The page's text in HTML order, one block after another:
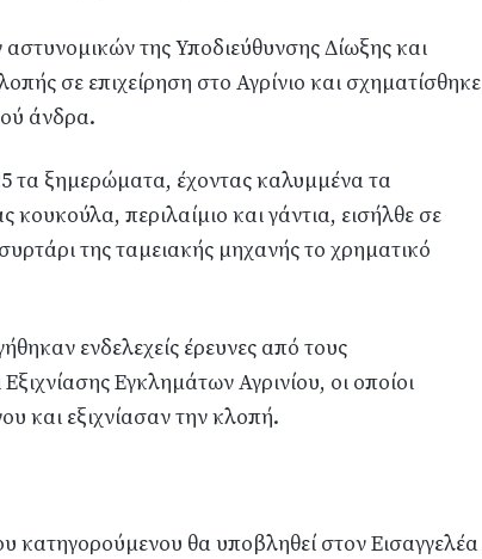
της Υποδιεύθυνσης Δίωξης και
σε επιχείρηση στο Αγρίνιο και σχηματίσθηκε
άνδρα.
τα ξημερώματα, έχοντας καλυμμένα τα
περιλαίμιο και γάντια, εισήλθε σε
της ταμειακής μηχανής το χρηματικό
ενδελεχείς έρευνες από τους
Εγκλημάτων Αγρινίου, οι οποίοι
και εξιχνίασαν την κλοπή.
κατηγορούμενου θα υποβληθεί στον Εισαγγελέα